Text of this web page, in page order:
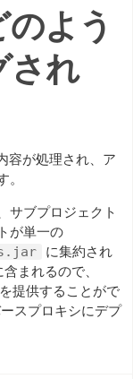
よう
され
容が処理され、ア
サブプロジェクト
が単一の
に集約され
まれるので、
提供することがで
スプロキシにデプ